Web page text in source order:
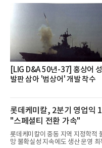
쳐 진행됐다.참고로 새로이(e)는
세대들로(과장~계장) 구성된 자율
직문화 혁신과 업무 효율성 향상을
을 추진하며,새로운 변화와 이로
반에 전파하는 역할
[LIG D&A 50년-37] 홍상어
발판 삼아 '범상어' 개발 착수
롯데케미칼, 2분기 영업익
"스페셜티 전환 가속"
롯데케미칼이 중동 지역 지정학적
망 불확실성 지속에도 생산 운영